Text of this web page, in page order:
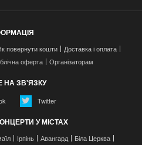
повернути кошти
Доставка і оплата
оферта Організаторам
НА ЗВ'ЯЗКУ
Twitter
У МІСТАХ
Ірпінь Авангард
Біла Церква